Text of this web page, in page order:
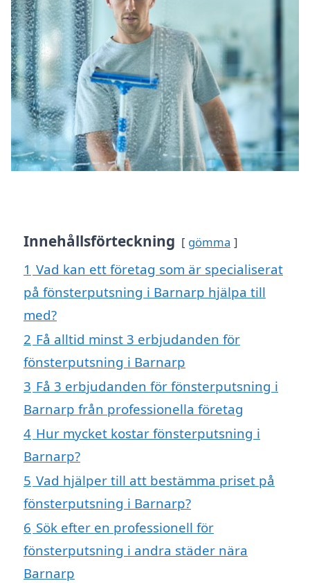
Innehållsförteckning gömma
1 Vad kan ett företag som är specialiserat
på fönsterputsning i Barnarp hjälpa till
med?
2 Få alltid minst 3 erbjudanden för
fönsterputsning i Barnarp
3 Få 3 erbjudanden för fönsterputsning i
Barnarp från professionella företag
4 Hur mycket kostar fönsterputsning i
Barnarp?
5 Vad hjälper till att bestämma priset på
fönsterputsning i Barnarp?
6 Sök efter en professionell för
fönsterputsning i andra städer nära
Barnarp